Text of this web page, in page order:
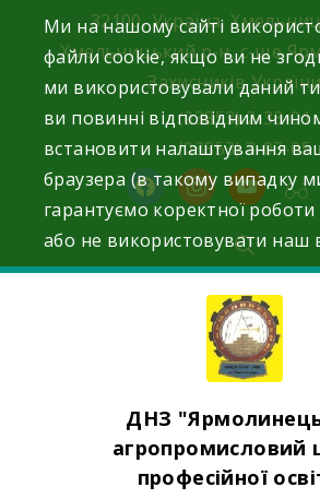
content
32100, Україна,
Хмельницький р-н, с-ще
Захисників
(03853) 2-33-01
(03853) 3-03-05
facebookinstagram
youtube
ДНЗ
агропромисловий
професійної
Ми на нашому сайті
файли cookie, якщо ви не
ми використовували даний
ви повинні відповідним
встановити налаштування
браузера (в такому випадку
гарантуємо коректної роботи
або не використовувати наш